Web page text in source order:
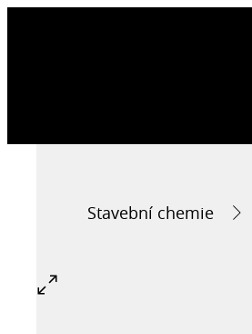
Stavební chemie